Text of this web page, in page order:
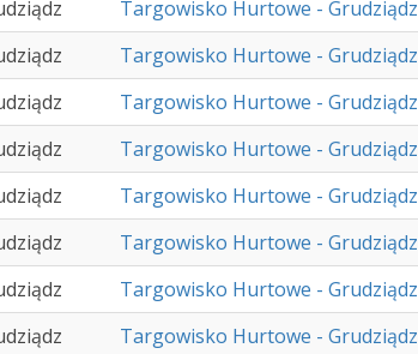
Targowisko Hurtowe - Grudziądz
Targowisko Hurtowe - Grudziądz
Targowisko Hurtowe - Grudziądz
Targowisko Hurtowe - Grudziądz
Targowisko Hurtowe - Grudziądz
Targowisko Hurtowe - Grudziądz
Targowisko Hurtowe - Grudziądz
Targowisko Hurtowe - Grudziądz